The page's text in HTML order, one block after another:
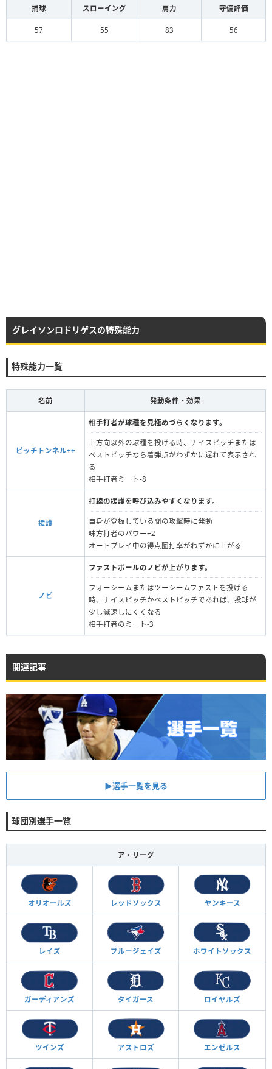
捕球 スローイング 肩力 守備評価
57 55 83 56
グレイソンロドリゲスの特殊能力
特殊能力一覧
名前 発動条件・効果
ピッチトンネル++
相手打者が球種を見極めづらくなります。
上方向以外の球種を投げる時、ナイスピッチまたは
ベストピッチなら着弾点がわずかに遅れて表示され
る
相手打者ミート-8
援護
打線の援護を呼び込みやすくなります。
自身が登板している間の攻撃時に発動
味方打者のパワー+2
オートプレイ中の得点圏打率がわずかに上がる
ノビ
ファストボールのノビが上がります。
フォーシームまたはツーシームファストを投げる
時、ナイスピッチかベストピッチであれば、投球が
少し減速しにくくなる
相手打者のミート-3
関連記事
▶︎選手一覧を見る
球団別選手一覧
ア・リーグ
オリオールズ レッドソックス ヤンキース
レイズ ブルージェイズ ホワイトソックス
ガーディアンズ タイガース ロイヤルズ
ツインズ アストロズ エンゼルス